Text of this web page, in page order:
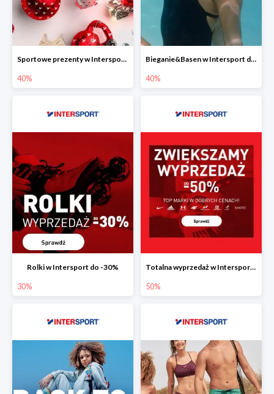
Sportowe prezenty w Intersport do -40%
40%
Bieganie&Basen w Intersport do -40%
40%
Rolki w Intersport do -30%
30%
Totalna wyprzedaż w Intersport do -50%
50%